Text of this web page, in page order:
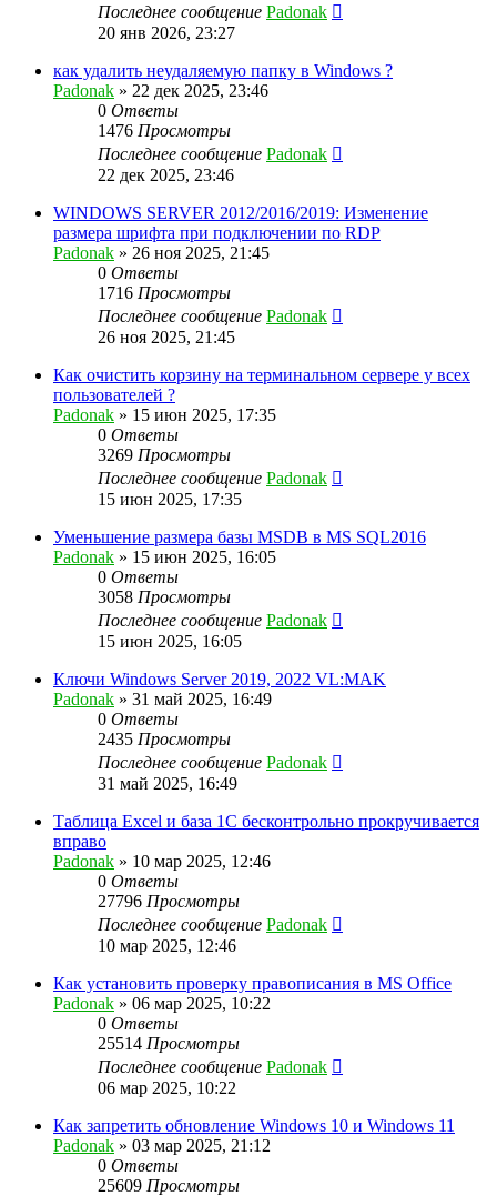
Последнее сообщение Padonak
20 янв 2026, 23:27
как удалить неудаляемую папку в Windows ?
Padonak » 22 дек 2025, 23:46
0 Ответы
1476 Просмотры
Последнее сообщение Padonak
22 дек 2025, 23:46
WINDOWS SERVER 2012/2016/2019: Изменение
размера шрифта при подключении по RDP
Padonak » 26 ноя 2025, 21:45
0 Ответы
1716 Просмотры
Последнее сообщение Padonak
26 ноя 2025, 21:45
Как очистить корзину на терминальном сервере у всех
пользователей ?
Padonak » 15 июн 2025, 17:35
0 Ответы
3269 Просмотры
Последнее сообщение Padonak
15 июн 2025, 17:35
Уменьшение размера базы MSDB в MS SQL2016
Padonak » 15 июн 2025, 16:05
0 Ответы
3058 Просмотры
Последнее сообщение Padonak
15 июн 2025, 16:05
Ключи Windows Server 2019, 2022 VL:MAK⁠⁠
Padonak » 31 май 2025, 16:49
0 Ответы
2435 Просмотры
Последнее сообщение Padonak
31 май 2025, 16:49
Таблица Excel и база 1С бесконтрольно прокручивается
вправо
Padonak » 10 мар 2025, 12:46
0 Ответы
27796 Просмотры
Последнее сообщение Padonak
10 мар 2025, 12:46
Как установить проверку правописания в MS Office
Padonak » 06 мар 2025, 10:22
0 Ответы
25514 Просмотры
Последнее сообщение Padonak
06 мар 2025, 10:22
Как запретить обновление Windows 10 и Windows 11
Padonak » 03 мар 2025, 21:12
0 Ответы
25609 Просмотры